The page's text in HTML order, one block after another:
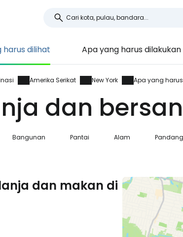
harus dilihat Apa yang harus dilakukan
Amerika Serikat New York Apa yang
dan
Bangunan Pantai Alam
dan makan di